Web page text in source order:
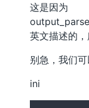
这是因为
英文描述的，
别急，我们
ini